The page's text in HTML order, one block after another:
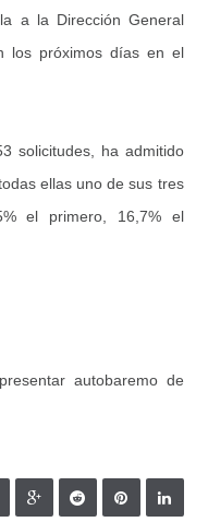
a la Dirección General
los próximos días en el
solicitudes, ha admitido
ellas uno de sus tres
el primero, 16,7% el
autobaremo de